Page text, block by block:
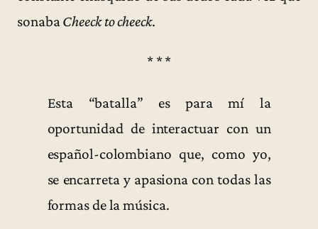
sonabaCheeck to cheeck.
* * *
Esta “batalla” es para mí la
oportunidad de interactuar con un
español-colombiano que, como yo,
se encarreta y apasiona con todas las
formas de la música.